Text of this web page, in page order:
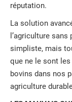
réputation.
La solution
l’agriculture
simpliste, mais
que ne le sont
bovins dans nos
agriculture